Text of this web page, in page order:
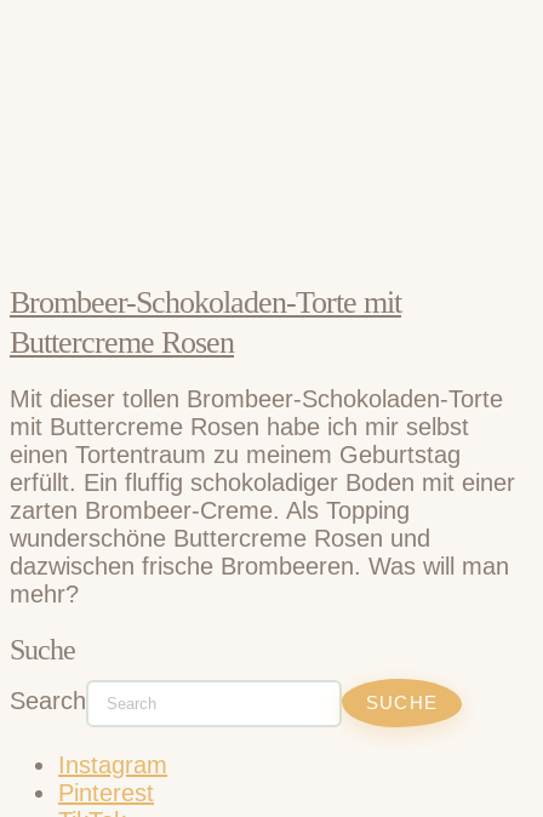
Brombeer-Schokoladen-Torte mit
Buttercreme Rosen
Mit dieser tollen Brombeer-Schokoladen-Torte
mit Buttercreme Rosen habe ich mir selbst
einen Tortentraum zu meinem Geburtstag
erfüllt. Ein fluffig schokoladiger Boden mit einer
zarten Brombeer-Creme. Als Topping
wunderschöne Buttercreme Rosen und
dazwischen frische Brombeeren. Was will man
mehr?
Suche
Search
Instagram
Pinterest